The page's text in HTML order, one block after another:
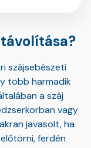
szájsebészeti
több harmadik
a száj
vagy
javasolt, ha
ferdén